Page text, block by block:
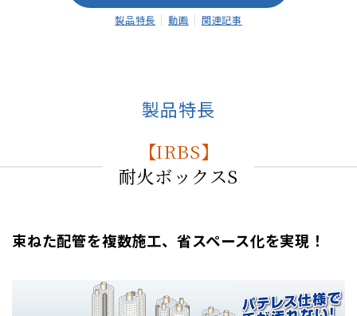
製品特長 動画 関連記事
製品特長
【IRBS】
耐火ボックスS
束ねた配管を複数施工、省スペース化を実現！